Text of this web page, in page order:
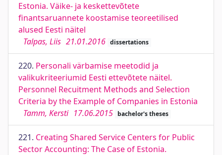
Estonia. Väike- ja keskettevõtete
finantsaruannete koostamise teoreetilised
alused Eesti näitel
Talpas, Liis 21.01.2016 dissertations
220. Personali värbamise meetodid ja
valikukriteeriumid Eesti ettevõtete näitel.
Personnel Recuitment Methods and Selection
Criteria by the Example of Companies in Estonia
Tamm, Kersti 17.06.2015 bachelor's theses
221. Creating Shared Service Centers for Public
Sector Accounting: The Case of Estonia.